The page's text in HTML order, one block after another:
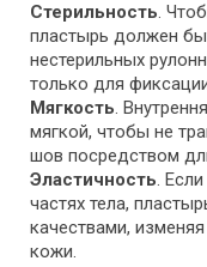
Стерильность.
пластырь должен
нестерильных
только для
Мягкость.
мягкой, чтобы не
шов посредством
Эластичность.
частях тела,
качествами,
кожи.